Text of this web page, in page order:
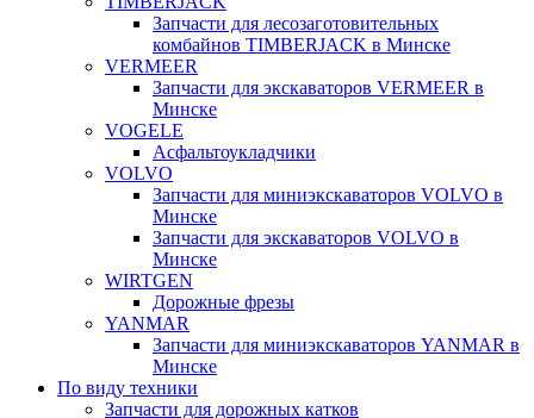
Запчасти для лесозаготовительных
комбайнов TIMBERJACK в Минске
VERMEER
Запчасти для экскаваторов VERMEER в
Минске
VOGELE
Асфальтоукладчики
VOLVO
Запчасти для миниэкскаваторов VOLVO в
Минске
Запчасти для экскаваторов VOLVO в
Минске
WIRTGEN
Дорожные фрезы
YANMAR
Запчасти для миниэкскаваторов YANMAR в
Минске
По виду техники
Запчасти для дорожных катков